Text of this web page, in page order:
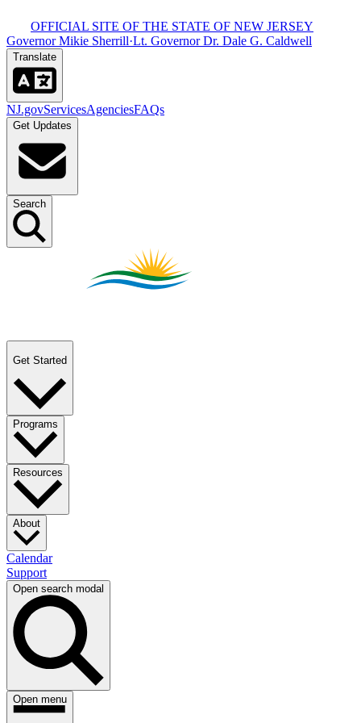
OFFICIAL SITE OF THE STATE OF NEW JERSEY​​​​‌ ‍ ​‍​‍‌‍ ‌ ​‍‌‍‍‌‌‍‌ ‌‍‍‌‌‍ ‍​‍​‍​ ‍‍​‍​‍‌ ​ ‌‍​‌‌‍ ‍‌‍‍‌‌ ‌​‌ ‍‌​‍ ‍‌‍‍‌‌‍ ​‍​‍​‍ ​​‍​‍‌‍‍​‌ ​‍‌‍‌‌‌‍‌‍​‍​‍​ ‍‍​‍​‍‌‍‍​‌ ‌​‌ ‌​‌ ​​​ ‍‍​‍ ​‍ ‌‍ ​‌‍ ‌‍​ ‌‍​‌‌‍ ​‌‍‍​‌‍ ‌ ​ ‌ ‌​​ ‍‍​ ​ ​ ​ ​ ​ ​ ​ ​‍ ‌‍‍‌‌‍ ‍‌ ‌​‌‍‌‌‌‍ ‍‌ ‌​​‍ ‌‍‌‌‌‍‌​‌‍‍‌‌ ‌​​‍ ‌‍ ‌‌‍ ‌‍‌​‌‍‌‌​ ‌‌ ​​‌ ​‍‌‍‌‌‌ ​ ‌‍‌‌‌‍ ‍‌ ‌​‌‍​‌‌ ‌​‌‍‍‌‌‍ ‌‍ ‍​ ‍ ‌‍‍‌‌‍‌​​ ‌‌‍ ‍‌‍‍‍‌​‌ ‌‍ ‌ ‌‍‌​ ​‌‍​‌‌ ‍‌‌‍ ‌ ‌‌‌ ‌​​ ‍ ‌ ‌​‌ ‍‌‌ ​​‌‍‌‌​ ‌‌‍ ‍‌‍‍‍‌‍ ​‌‍​‌‌ ‍‌‌‍ ‌ ‌‌‌ ‌​​ ‍ ‌ ​​‌‍​‌‌ ‌​‌‍‍​​ ‌‌‍‍​‌‍‌‌‌‍​‌‌‍‌​‌‍‌‌‌ ​‍​‍ ‍‌ ​ ‌‍‌‌‌‍​‌‌‍ ​​‍ ‍‌ ‌​‌‍‌‌‌ ‍​‌ ‌​​ ‌‍​‍‌‍​‌‌ ​ ‌‍‌‌‌‌‌‌‌ ​‍‌‍ ​​ ‌‌‍‍​‌ ‌​‌ ‌​‌ ​​​‍‌‌​ ​ ‌​​‌​‍‌‌​ ​‍‌​‌‍​‍‌‌​ ​‍‌​‌‍‌‍ ​‌‍ ‌‍​ ‌‍​‌‌‍ ​‌‍‍​‌‍ ‌ ​ ‌ ‌​​‍‌‌​ ​ ‌​​‌​ ​ ​ ​ ​ ​ ​ ​ ​‍‌‍‌‍‍‌‌‍‌​​ ‌‌‍ ‍‌‍‍‍‌​‌ ‌‍ ‌ ‌‍‌​ ​‌‍​‌‌ ‍‌‌‍ ‌ ‌‌‌ ‌​​‍‌‍‌ ‌​‌ ‍‌‌ ​​‌‍‌‌​ ‌‌‍ ‍‌‍‍‍‌‍ ​‌‍​‌‌ ‍‌‌‍ ‌ ‌‌‌ ‌​​‍‌‍‌ ​​‌‍​‌‌ ‌​‌‍‍​​ ‌‌‍‍​‌‍‌‌‌‍​‌‌‍‌​‌‍‌‌‌ ​‍​‍ ‍‌ ​ ‌‍‌‌‌‍​‌‌‍ ​​‍ ‍‌ ‌​‌‍‌‌‌ ‍​‌ ‌​​‍‌‍‌ ​​‌‍‌‌‌ ​‍‌ ​ ‌ ​​‌‍‌‌‌‍​ ‌ ‌​‌‍‍‌‌ ‌‍‌‍‌‌​ ‌‌ ​​‌ ‌‌‌‍​‍‌‍ ​‌‍‍‌‌ ​ ‌‍‍​‌‍‌‌‌‍‌​​‍​‍‌ ‌
Governor Mikie Sherrill​​​​‌ ‍ ​‍​‍‌‍ ‌ ​‍‌‍‍‌‌‍‌ ‌‍‍‌‌‍ ‍​‍​‍​ ‍‍​‍​‍‌ ​ ‌‍​‌‌‍ ‍‌‍‍‌‌ ‌​‌ ‍‌​‍ ‍‌‍‍‌‌‍ ​‍​‍​‍ ​​‍​‍‌‍‍​‌ ​‍‌‍‌‌‌‍‌‍​‍​‍​ ‍‍​‍​‍‌‍‍​‌ ‌​‌ ‌​‌ ​​​ ‍‍​‍ ​‍ ‌‍ ​‌‍ ‌‍​ ‌‍​‌‌‍ ​‌‍‍​‌‍ ‌ ​ ‌ ‌​​ ‍‍​ ​ ​ ​ ​ ​ ​ ​ ​‍ ‌‍‍‌‌‍ ‍‌ ‌​‌‍‌‌‌‍ ‍‌ ‌​​‍ ‌‍‌‌‌‍‌​‌‍‍‌‌ ‌​​‍ ‌‍ ‌‌‍ ‌‍‌​‌‍‌‌​ ‌‌ ​​‌ ​‍‌‍‌‌‌ ​ ‌‍‌‌‌‍ ‍‌ ‌​‌‍​‌‌ ‌​‌‍‍‌‌‍ ‌‍ ‍​ ‍ ‌‍‍‌‌‍‌​​ ‌‌‍ ‍‌‍‍‍‌​‌ ‌‍ ‌ ‌‍‌​ ​‌‍​‌‌ ‍‌‌‍ ‌ ‌‌‌ ‌​​ ‍ ‌ ‌​‌ ‍‌‌ ​​‌‍‌‌​ ‌‌‍ ‍‌‍‍‍‌‍ ​‌‍​‌‌ ‍‌‌‍ ‌ ‌‌‌ ‌​​ ‍ ‌ ​​‌‍​‌‌ ‌​‌‍‍​​ ‌‌‍‍​‌‍‌‌‌‍​‌‌‍‌​‌‍‌‌‌ ​‍​‍ ‍‌‍ ​‌‍‌‌‌‍​‌‌‍‌​‌‍‌‌‌ ​‍‌ ​ ​‍ ‍‌‍‌ ‌‍ ‌ ‌‍‌‍‌‌‌ ​‍‌‍ ‍‌‍ ‌ ​‍​ ‌‍​‍‌‍​‌‌ ​ ‌‍‌‌‌‌‌‌‌ ​‍‌‍ ​​ ‌‌‍‍​‌ ‌​‌ ‌​‌ ​​​‍‌‌​ ​ ‌​​‌​‍‌‌​ ​‍‌​‌‍​‍‌‌​ ​‍‌​‌‍‌‍ ​‌‍ ‌‍​ ‌‍​‌‌‍ ​‌‍‍​‌‍ ‌ ​ ‌ ‌​​‍‌‌​ ​ ‌​​‌​ ​ ​ ​ ​ ​ ​ ​ ​‍‌‍‌‍‍‌‌‍‌​​ ‌‌‍ ‍‌‍‍‍‌​‌ ‌‍ ‌ ‌‍‌​ ​‌‍​‌‌ ‍‌‌‍ ‌ ‌‌‌ ‌​​‍‌‍‌ ‌​‌ ‍‌‌ ​​‌‍‌‌​ ‌‌‍ ‍‌‍‍‍‌‍ ​‌‍​‌‌ ‍‌‌‍ ‌ ‌‌‌ ‌​​‍‌‍‌ ​​‌‍​‌‌ ‌​‌‍‍​​ ‌‌‍‍​‌‍‌‌‌‍​‌‌‍‌​‌‍‌‌‌ ​‍​‍ ‍‌‍ ​‌‍‌‌‌‍​‌‌‍‌​‌‍‌‌‌ ​‍‌ ​ ​‍ ‍‌‍‌ ‌‍ ‌ ‌‍‌‍‌‌‌ ​‍‌‍ ‍‌‍ ‌ ​‍​‍‌‍‌ ​​‌‍‌‌‌ ​‍‌ ​ ‌ ​​‌‍‌‌‌‍​ ‌ ‌​‌‍‍‌‌ ‌‍‌‍‌‌​ ‌‌ ​​‌ ‌‌‌‍​‍‌‍ ​‌‍‍‌‌ ​ ‌‍‍​‌‍‌‌‌‍‌​​‍​‍‌ ‌·Lt. Governor Dr. Dale G. Caldwell​​​​‌ ‍ ​‍​‍‌‍ ‌ ​‍‌‍‍‌‌‍‌ ‌‍‍‌‌‍ ‍​‍​‍​ ‍‍​‍​‍‌ ​ ‌‍​‌‌‍ ‍‌‍‍‌‌ ‌​‌ ‍‌​‍ ‍‌‍‍‌‌‍ ​‍​‍​‍ ​​‍​‍‌‍‍​‌ ​‍‌‍‌‌‌‍‌‍​‍​‍​ ‍‍​‍​‍‌‍‍​‌ ‌​‌ ‌​‌ ​​​ ‍‍​‍ ​‍ ‌‍ ​‌‍ ‌‍​ ‌‍​‌‌‍ ​‌‍‍​‌‍ ‌ ​ ‌ ‌​​ ‍‍​ ​ ​ ​ ​ ​ ​ ​ ​‍ ‌‍‍‌‌‍ ‍‌ ‌​‌‍‌‌‌‍ ‍‌ ‌​​‍ ‌‍‌‌‌‍‌​‌‍‍‌‌ ‌​​‍ ‌‍ ‌‌‍ ‌‍‌​‌‍‌‌​ ‌‌ ​​‌ ​‍‌‍‌‌‌ ​ ‌‍‌‌‌‍ ‍‌ ‌​‌‍​‌‌ ‌​‌‍‍‌‌‍ ‌‍ ‍​ ‍ ‌‍‍‌‌‍‌​​ ‌‌‍ ‍‌‍‍‍‌​‌ ‌‍ ‌ ‌‍‌​ ​‌‍​‌‌ ‍‌‌‍ ‌ ‌‌‌ ‌​​ ‍ ‌ ‌​‌ ‍‌‌ ​​‌‍‌‌​ ‌‌‍ ‍‌‍‍‍‌‍ ​‌‍​‌‌ ‍‌‌‍ ‌ ‌‌‌ ‌​​ ‍ ‌ ​​‌‍​‌‌ ‌​‌‍‍​​ ‌‌‍‍​‌‍‌‌‌‍​‌‌‍‌​‌‍‌‌‌ ​‍​‍ ‍‌‍ ​‌‍‌‌‌‍​‌‌‍‌​‌‍‌‌‌ ​‍‌ ​ ​‍ ‍‌‍ ​‌ ‌​‌​‌ ‌‍ ‌ ‌‍‌‍‌‌‌ ​‍‌‍ ‍‌‍ ‌ ​‍​ ‌‍​‍‌‍​‌‌ ​ ‌‍‌‌‌‌‌‌‌ ​‍‌‍ ​​ ‌‌‍‍​‌ ‌​‌ ‌​‌ ​​​‍‌‌​ ​ ‌​​‌​‍‌‌​ ​‍‌​‌‍​‍‌‌​ ​‍‌​‌‍‌‍ ​‌‍ ‌‍​ ‌‍​‌‌‍ ​‌‍‍​‌‍ ‌ ​ ‌ ‌​​‍‌‌​ ​ ‌​​‌​ ​ ​ ​ ​ ​ ​ ​ ​‍‌‍‌‍‍‌‌‍‌​​ ‌‌‍ ‍‌‍‍‍‌​‌ ‌‍ ‌ ‌‍‌​ ​‌‍​‌‌ ‍‌‌‍ ‌ ‌‌‌ ‌​​‍‌‍‌ ‌​‌ ‍‌‌ ​​‌‍‌‌​ ‌‌‍ ‍‌‍‍‍‌‍ ​‌‍​‌‌ ‍‌‌‍ ‌ ‌‌‌ ‌​​‍‌‍‌ ​​‌‍​‌‌ ‌​‌‍‍​​ ‌‌‍‍​‌‍‌‌‌‍​‌‌‍‌​‌‍‌‌‌ ​‍​‍ ‍‌‍ ​‌‍‌‌‌‍​‌‌‍‌​‌‍‌‌‌ ​‍‌ ​ ​‍ ‍‌‍ ​‌ ‌​‌​‌ ‌‍ ‌ ‌‍‌‍‌‌‌ ​‍‌‍ ‍‌‍ ‌ ​‍​‍‌‍‌ ​​‌‍‌‌‌ ​‍‌ ​ ‌ ​​‌‍‌‌‌‍​ ‌ ‌​‌‍‍‌‌ ‌‍‌‍‌‌​ ‌‌ ​​‌ ‌‌‌‍​‍‌‍ ​‌‍‍‌‌ ​ ‌‍‍​‌‍‌‌‌‍‌​​‍​‍‌ ‌
Translate​​​​‌ ‍ ​‍​‍‌‍ ‌ ​‍‌‍‍‌‌‍‌ ‌‍‍‌‌‍ ‍​‍​‍​ ‍‍​‍​‍‌ ​ ‌‍​‌‌‍ ‍‌‍‍‌‌ ‌​‌ ‍‌​‍ ‍‌‍‍‌‌‍ ​‍​‍​‍ ​​‍​‍‌‍‍​‌ ​‍‌‍‌‌‌‍‌‍​‍​‍​ ‍‍​‍​‍‌‍‍​‌ ‌​‌ ‌​‌ ​​​ ‍‍​‍ ​‍ ‌‍ ​‌‍ ‌‍​ ‌‍​‌‌‍ ​‌‍‍​‌‍ ‌ ​ ‌ ‌​​ ‍‍​ ​ ​ ​ ​ ​ ​ ​ ​‍ ‌‍‍‌‌‍ ‍‌ ‌​‌‍‌‌‌‍ ‍‌ ‌​​‍ ‌‍‌‌‌‍‌​‌‍‍‌‌ ‌​​‍ ‌‍ ‌‌‍ ‌‍‌​‌‍‌‌​ ‌‌ ​​‌ ​‍‌‍‌‌‌ ​ ‌‍‌‌‌‍ ‍‌ ‌​‌‍​‌‌ ‌​‌‍‍‌‌‍ ‌‍ ‍​ ‍ ‌‍‍‌‌‍‌​​ ‌‌‍ ‍‌‍‍‍‌​‌ ‌‍ ‌ ‌‍‌​ ​‌‍​‌‌ ‍‌‌‍ ‌ ‌‌‌ ‌​​ ‍ ‌ ‌​‌ ‍‌‌ ​​‌‍‌‌​ ‌‌‍ ‍‌‍‍‍‌‍ ​‌‍​‌‌ ‍‌‌‍ ‌ ‌‌‌ ‌​​ ‍ ‌ ​​‌‍​‌‌ ‌​‌‍‍​​ ‌‌‍‍​‌‍‌‌‌‍​‌‌‍‌​‌‍‌‌‌ ​‍​‍ ‍‌ ‌​‌ ​‍‌‍​‌‌‍ ‍‌ ​ ‌‍ ​‌‍​‌‌ ‌​‌‍‍‌‌‍ ‌‍ ‍‌ ​ ​‍ ‍‌‍​‍‌ ‌​‌‍ ‍​ ‌‍​‍‌‍​‌‌ ​ ‌‍‌‌‌‌‌‌‌ ​‍‌‍ ​​ ‌‌‍‍​‌ ‌​‌ ‌​‌ ​​​‍‌‌​ ​ ‌​​‌​‍‌‌​ ​‍‌​‌‍​‍‌‌​ ​‍‌​‌‍‌‍ ​‌‍ ‌‍​ ‌‍​‌‌‍ ​‌‍‍​‌‍ ‌ ​ ‌ ‌​​‍‌‌​ ​ ‌​​‌​ ​ ​ ​ ​ ​ ​ ​ ​‍‌‍‌‍‍‌‌‍‌​​ ‌‌‍ ‍‌‍‍‍‌​‌ ‌‍ ‌ ‌‍‌​ ​‌‍​‌‌ ‍‌‌‍ ‌ ‌‌‌ ‌​​‍‌‍‌ ‌​‌ ‍‌‌ ​​‌‍‌‌​ ‌‌‍ ‍‌‍‍‍‌‍ ​‌‍​‌‌ ‍‌‌‍ ‌ ‌‌‌ ‌​​‍‌‍‌ ​​‌‍​‌‌ ‌​‌‍‍​​ ‌‌‍‍​‌‍‌‌‌‍​‌‌‍‌​‌‍‌‌‌ ​‍​‍ ‍‌ ‌​‌ ​‍‌‍​‌‌‍ ‍‌ ​ ‌‍ ​‌‍​‌‌ ‌​‌‍‍‌‌‍ ‌‍ ‍‌ ​ ​‍ ‍‌‍​‍‌ ‌​‌‍ ‍​‍‌‍‌ ​​‌‍‌‌‌ ​‍‌ ​ ‌ ​​‌‍‌‌‌‍​ ‌ ‌​‌‍‍‌‌ ‌‍‌‍‌‌​ ‌‌ ​​‌ ‌‌‌‍​‍‌‍ ​‌‍‍‌‌ ​ ‌‍‍​‌‍‌‌‌‍‌​​‍​‍‌ ‌
NJ.gov​​​​‌ ‍ ​‍​‍‌‍ ‌ ​‍‌‍‍‌‌‍‌ ‌‍‍‌‌‍ ‍​‍​‍​ ‍‍​‍​‍‌ ​ ‌‍​‌‌‍ ‍‌‍‍‌‌ ‌​‌ ‍‌​‍ ‍‌‍‍‌‌‍ ​‍​‍​‍ ​​‍​‍‌‍‍​‌ ​‍‌‍‌‌‌‍‌‍​‍​‍​ ‍‍​‍​‍‌‍‍​‌ ‌​‌ ‌​‌ ​​​ ‍‍​‍ ​‍ ‌‍ ​‌‍ ‌‍​ ‌‍​‌‌‍ ​‌‍‍​‌‍ ‌ ​ ‌ ‌​​ ‍‍​ ​ ​ ​ ​ ​ ​ ​ ​‍ ‌‍‍‌‌‍ ‍‌ ‌​‌‍‌‌‌‍ ‍‌ ‌​​‍ ‌‍‌‌‌‍‌​‌‍‍‌‌ ‌​​‍ ‌‍ ‌‌‍ ‌‍‌​‌‍‌‌​ ‌‌ ​​‌ ​‍‌‍‌‌‌ ​ ‌‍‌‌‌‍ ‍‌ ‌​‌‍​‌‌ ‌​‌‍‍‌‌‍ ‌‍ ‍​ ‍ ‌‍‍‌‌‍‌​​ ‌‌‍ ‍‌‍‍‍‌​‌ ‌‍ ‌ ‌‍‌​ ​‌‍​‌‌ ‍‌‌‍ ‌ ‌‌‌ ‌​​ ‍ ‌ ‌​‌ ‍‌‌ ​​‌‍‌‌​ ‌‌‍ ‍‌‍‍‍‌‍ ​‌‍​‌‌ ‍‌‌‍ ‌ ‌‌‌ ‌​​ ‍ ‌ ​​‌‍​‌‌ ‌​‌‍‍​​ ‌‌‍‍​‌‍‌‌‌‍​‌‌‍‌​‌‍‌‌‌ ​‍​‍ ‍‌‍ ​‌‍‍‌‌‍ ‍‌‍‍ ‌ ​ ​‍‌‌​ ‌‌‌​​‍‌‌ ‌‍‍ ‌‍‌‌‌ ‍‌​‍‌‌​ ​ ‌​‌​​‍‌‌​ ​ ‌​‌​​‍‌‌​ ​‍​ ​‍​ ​‍‌‍‌‍‌‍​ ‌‍​ ​ ​ ‌‍​‍​ ‍​‌‍‌‌​ ​​​ ​ ‌‍​‍​ ​​​‍‌‌​ ​‍​ ​‍​‍‌‌​ ‌‌‌​‌​​‍ ‍‌ ‌​‌‍‌‌‌ ‍​‌ ‌​​ ‌‍​‍‌‍​‌‌ ​ ‌‍‌‌‌‌‌‌‌ ​‍‌‍ ​​ ‌‌‍‍​‌ ‌​‌ ‌​‌ ​​​‍‌‌​ ​ ‌​​‌​‍‌‌​ ​‍‌​‌‍​‍‌‌​ ​‍‌​‌‍‌‍ ​‌‍ ‌‍​ ‌‍​‌‌‍ ​‌‍‍​‌‍ ‌ ​ ‌ ‌​​‍‌‌​ ​ ‌​​‌​ ​ ​ ​ ​ ​ ​ ​ ​‍‌‍‌‍‍‌‌‍‌​​ ‌‌‍ ‍‌‍‍‍‌​‌ ‌‍ ‌ ‌‍‌​ ​‌‍​‌‌ ‍‌‌‍ ‌ ‌‌‌ ‌​​‍‌‍‌ ‌​‌ ‍‌‌ ​​‌‍‌‌​ ‌‌‍ ‍‌‍‍‍‌‍ ​‌‍​‌‌ ‍‌‌‍ ‌ ‌‌‌ ‌​​‍‌‍‌ ​​‌‍​‌‌ ‌​‌‍‍​​ ‌‌‍‍​‌‍‌‌‌‍​‌‌‍‌​‌‍‌‌‌ ​‍​‍ ‍‌‍ ​‌‍‍‌‌‍ ‍‌‍‍ ‌ ​ ​‍‌‌​ ‌‌‌​​‍‌‌ ‌‍‍ ‌‍‌‌‌ ‍‌​‍‌‌​ ​ ‌​‌​​‍‌‌​ ​ ‌​‌​​‍‌‌​ ​‍​ ​‍​ ​‍‌‍‌‍‌‍​ ‌‍​ ​ ​ ‌‍​‍​ ‍​‌‍‌‌​ ​​​ ​ ‌‍​‍​ ​​​‍‌‌​ ​‍​ ​‍​‍‌‌​ ‌‌‌​‌​​‍ ‍‌ ‌​‌‍‌‌‌ ‍​‌ ‌​​‍‌‍‌ ​​‌‍‌‌‌ ​‍‌ ​ ‌ ​​‌‍‌‌‌‍​ ‌ ‌​‌‍‍‌‌ ‌‍‌‍‌‌​ ‌‌ ​​‌ ‌‌‌‍​‍‌‍ ​‌‍‍‌‌ ​ ‌‍‍​‌‍‌‌‌‍‌​​‍​‍‌ ‌Services​​​​‌ ‍ ​‍​‍‌‍ ‌ ​‍‌‍‍‌‌‍‌ ‌‍‍‌‌‍ ‍​‍​‍​ ‍‍​‍​‍‌ ​ ‌‍​‌‌‍ ‍‌‍‍‌‌ ‌​‌ ‍‌​‍ ‍‌‍‍‌‌‍ ​‍​‍​‍ ​​‍​‍‌‍‍​‌ ​‍‌‍‌‌‌‍‌‍​‍​‍​ ‍‍​‍​‍‌‍‍​‌ ‌​‌ ‌​‌ ​​​ ‍‍​‍ ​‍ ‌‍ ​‌‍ ‌‍​ ‌‍​‌‌‍ ​‌‍‍​‌‍ ‌ ​ ‌ ‌​​ ‍‍​ ​ ​ ​ ​ ​ ​ ​ ​‍ ‌‍‍‌‌‍ ‍‌ ‌​‌‍‌‌‌‍ ‍‌ ‌​​‍ ‌‍‌‌‌‍‌​‌‍‍‌‌ ‌​​‍ ‌‍ ‌‌‍ ‌‍‌​‌‍‌‌​ ‌‌ ​​‌ ​‍‌‍‌‌‌ ​ ‌‍‌‌‌‍ ‍‌ ‌​‌‍​‌‌ ‌​‌‍‍‌‌‍ ‌‍ ‍​ ‍ ‌‍‍‌‌‍‌​​ ‌‌‍ ‍‌‍‍‍‌​‌ ‌‍ ‌ ‌‍‌​ ​‌‍​‌‌ ‍‌‌‍ ‌ ‌‌‌ ‌​​ ‍ ‌ ‌​‌ ‍‌‌ ​​‌‍‌‌​ ‌‌‍ ‍‌‍‍‍‌‍ ​‌‍​‌‌ ‍‌‌‍ ‌ ‌‌‌ ‌​​ ‍ ‌ ​​‌‍​‌‌ ‌​‌‍‍​​ ‌‌‍‍​‌‍‌‌‌‍​‌‌‍‌​‌‍‌‌‌ ​‍​‍ ‍‌‍ ​‌‍‍‌‌‍ ‍‌‍‍ ‌ ​ ​‍‌‌​ ‌‌‌​​‍‌‌ ‌‍‍ ‌‍‌‌‌ ‍‌​‍‌‌​ ​ ‌​‌​​‍‌‌​ ​ ‌​‌​​‍‌‌​ ​‍​ ​‍​ ​‍​ ‍​​ ‌ ​ ‍‌​ ​‍‌‍​ ‌‍​ ‌‍‌‍​ ​ ​ ‌ ​ ‌​​ ‌​​‍‌‌​ ​‍​ ​‍​‍‌‌​ ‌‌‌​‌​​‍ ‍‌ ‌​‌‍‌‌‌ ‍​‌ ‌​​ ‌‍​‍‌‍​‌‌ ​ ‌‍‌‌‌‌‌‌‌ ​‍‌‍ ​​ ‌‌‍‍​‌ ‌​‌ ‌​‌ ​​​‍‌‌​ ​ ‌​​‌​‍‌‌​ ​‍‌​‌‍​‍‌‌​ ​‍‌​‌‍‌‍ ​‌‍ ‌‍​ ‌‍​‌‌‍ ​‌‍‍​‌‍ ‌ ​ ‌ ‌​​‍‌‌​ ​ ‌​​‌​ ​ ​ ​ ​ ​ ​ ​ ​‍‌‍‌‍‍‌‌‍‌​​ ‌‌‍ ‍‌‍‍‍‌​‌ ‌‍ ‌ ‌‍‌​ ​‌‍​‌‌ ‍‌‌‍ ‌ ‌‌‌ ‌​​‍‌‍‌ ‌​‌ ‍‌‌ ​​‌‍‌‌​ ‌‌‍ ‍‌‍‍‍‌‍ ​‌‍​‌‌ ‍‌‌‍ ‌ ‌‌‌ ‌​​‍‌‍‌ ​​‌‍​‌‌ ‌​‌‍‍​​ ‌‌‍‍​‌‍‌‌‌‍​‌‌‍‌​‌‍‌‌‌ ​‍​‍ ‍‌‍ ​‌‍‍‌‌‍ ‍‌‍‍ ‌ ​ ​‍‌‌​ ‌‌‌​​‍‌‌ ‌‍‍ ‌‍‌‌‌ ‍‌​‍‌‌​ ​ ‌​‌​​‍‌‌​ ​ ‌​‌​​‍‌‌​ ​‍​ ​‍​ ​‍​ ‍​​ ‌ ​ ‍‌​ ​‍‌‍​ ‌‍​ ‌‍‌‍​ ​ ​ ‌ ​ ‌​​ ‌​​‍‌‌​ ​‍​ ​‍​‍‌‌​ ‌‌‌​‌​​‍ ‍‌ ‌​‌‍‌‌‌ ‍​‌ ‌​​‍‌‍‌ ​​‌‍‌‌‌ ​‍‌ ​ ‌ ​​‌‍‌‌‌‍​ ‌ ‌​‌‍‍‌‌ ‌‍‌‍‌‌​ ‌‌ ​​‌ ‌‌‌‍​‍‌‍ ​‌‍‍‌‌ ​ ‌‍‍​‌‍‌‌‌‍‌​​‍​‍‌ ‌Agencies​​​​‌ ‍ ​‍​‍‌‍ ‌ ​‍‌‍‍‌‌‍‌ ‌‍‍‌‌‍ ‍​‍​‍​ ‍‍​‍​‍‌ ​ ‌‍​‌‌‍ ‍‌‍‍‌‌ ‌​‌ ‍‌​‍ ‍‌‍‍‌‌‍ ​‍​‍​‍ ​​‍​‍‌‍‍​‌ ​‍‌‍‌‌‌‍‌‍​‍​‍​ ‍‍​‍​‍‌‍‍​‌ ‌​‌ ‌​‌ ​​​ ‍‍​‍ ​‍ ‌‍ ​‌‍ ‌‍​ ‌‍​‌‌‍ ​‌‍‍​‌‍ ‌ ​ ‌ ‌​​ ‍‍​ ​ ​ ​ ​ ​ ​ ​ ​‍ ‌‍‍‌‌‍ ‍‌ ‌​‌‍‌‌‌‍ ‍‌ ‌​​‍ ‌‍‌‌‌‍‌​‌‍‍‌‌ ‌​​‍ ‌‍ ‌‌‍ ‌‍‌​‌‍‌‌​ ‌‌ ​​‌ ​‍‌‍‌‌‌ ​ ‌‍‌‌‌‍ ‍‌ ‌​‌‍​‌‌ ‌​‌‍‍‌‌‍ ‌‍ ‍​ ‍ ‌‍‍‌‌‍‌​​ ‌‌‍ ‍‌‍‍‍‌​‌ ‌‍ ‌ ‌‍‌​ ​‌‍​‌‌ ‍‌‌‍ ‌ ‌‌‌ ‌​​ ‍ ‌ ‌​‌ ‍‌‌ ​​‌‍‌‌​ ‌‌‍ ‍‌‍‍‍‌‍ ​‌‍​‌‌ ‍‌‌‍ ‌ ‌‌‌ ‌​​ ‍ ‌ ​​‌‍​‌‌ ‌​‌‍‍​​ ‌‌‍‍​‌‍‌‌‌‍​‌‌‍‌​‌‍‌‌‌ ​‍​‍ ‍‌‍ ​‌‍‍‌‌‍ ‍‌‍‍ ‌ ​ ​‍‌‌​ ‌‌‌​​‍‌‌ ‌‍‍ ‌‍‌‌‌ ‍‌​‍‌‌​ ​ ‌​‌​​‍‌‌​ ​ ‌​‌​​‍‌‌​ ​‍​ ​‍​ ‌ ‌‍‌​​ ​‌‌‍‌‍​ ​ ​ ​​‌‍​ ‌‍​‍​ ‌ ‌‍‌​​ ‍​​ ​ ​‍‌‌​ ​‍​ ​‍​‍‌‌​ ‌‌‌​‌​​‍ ‍‌ ‌​‌‍‌‌‌ ‍​‌ ‌​​ ‌‍​‍‌‍​‌‌ ​ ‌‍‌‌‌‌‌‌‌ ​‍‌‍ ​​ ‌‌‍‍​‌ ‌​‌ ‌​‌ ​​​‍‌‌​ ​ ‌​​‌​‍‌‌​ ​‍‌​‌‍​‍‌‌​ ​‍‌​‌‍‌‍ ​‌‍ ‌‍​ ‌‍​‌‌‍ ​‌‍‍​‌‍ ‌ ​ ‌ ‌​​‍‌‌​ ​ ‌​​‌​ ​ ​ ​ ​ ​ ​ ​ ​‍‌‍‌‍‍‌‌‍‌​​ ‌‌‍ ‍‌‍‍‍‌​‌ ‌‍ ‌ ‌‍‌​ ​‌‍​‌‌ ‍‌‌‍ ‌ ‌‌‌ ‌​​‍‌‍‌ ‌​‌ ‍‌‌ ​​‌‍‌‌​ ‌‌‍ ‍‌‍‍‍‌‍ ​‌‍​‌‌ ‍‌‌‍ ‌ ‌‌‌ ‌​​‍‌‍‌ ​​‌‍​‌‌ ‌​‌‍‍​​ ‌‌‍‍​‌‍‌‌‌‍​‌‌‍‌​‌‍‌‌‌ ​‍​‍ ‍‌‍ ​‌‍‍‌‌‍ ‍‌‍‍ ‌ ​ ​‍‌‌​ ‌‌‌​​‍‌‌ ‌‍‍ ‌‍‌‌‌ ‍‌​‍‌‌​ ​ ‌​‌​​‍‌‌​ ​ ‌​‌​​‍‌‌​ ​‍​ ​‍​ ‌ ‌‍‌​​ ​‌‌‍‌‍​ ​ ​ ​​‌‍​ ‌‍​‍​ ‌ ‌‍‌​​ ‍​​ ​ ​‍‌‌​ ​‍​ ​‍​‍‌‌​ ‌‌‌​‌​​‍ ‍‌ ‌​‌‍‌‌‌ ‍​‌ ‌​​‍‌‍‌ ​​‌‍‌‌‌ ​‍‌ ​ ‌ ​​‌‍‌‌‌‍​ ‌ ‌​‌‍‍‌‌ ‌‍‌‍‌‌​ ‌‌ ​​‌ ‌‌‌‍​‍‌‍ ​‌‍‍‌‌ ​ ‌‍‍​‌‍‌‌‌‍‌​​‍​‍‌ ‌FAQs​​​​‌ ‍ ​‍​‍‌‍ ‌ ​‍‌‍‍‌‌‍‌ ‌‍‍‌‌‍ ‍​‍​‍​ ‍‍​‍​‍‌ ​ ‌‍​‌‌‍ ‍‌‍‍‌‌ ‌​‌ ‍‌​‍ ‍‌‍‍‌‌‍ ​‍​‍​‍ ​​‍​‍‌‍‍​‌ ​‍‌‍‌‌‌‍‌‍​‍​‍​ ‍‍​‍​‍‌‍‍​‌ ‌​‌ ‌​‌ ​​​ ‍‍​‍ ​‍ ‌‍ ​‌‍ ‌‍​ ‌‍​‌‌‍ ​‌‍‍​‌‍ ‌ ​ ‌ ‌​​ ‍‍​ ​ ​ ​ ​ ​ ​ ​ ​‍ ‌‍‍‌‌‍ ‍‌ ‌​‌‍‌‌‌‍ ‍‌ ‌​​‍ ‌‍‌‌‌‍‌​‌‍‍‌‌ ‌​​‍ ‌‍ ‌‌‍ ‌‍‌​‌‍‌‌​ ‌‌ ​​‌ ​‍‌‍‌‌‌ ​ ‌‍‌‌‌‍ ‍‌ ‌​‌‍​‌‌ ‌​‌‍‍‌‌‍ ‌‍ ‍​ ‍ ‌‍‍‌‌‍‌​​ ‌‌‍ ‍‌‍‍‍‌​‌ ‌‍ ‌ ‌‍‌​ ​‌‍​‌‌ ‍‌‌‍ ‌ ‌‌‌ ‌​​ ‍ ‌ ‌​‌ ‍‌‌ ​​‌‍‌‌​ ‌‌‍ ‍‌‍‍‍‌‍ ​‌‍​‌‌ ‍‌‌‍ ‌ ‌‌‌ ‌​​ ‍ ‌ ​​‌‍​‌‌ ‌​‌‍‍​​ ‌‌‍‍​‌‍‌‌‌‍​‌‌‍‌​‌‍‌‌‌ ​‍​‍ ‍‌‍ ​‌‍‍‌‌‍ ‍‌‍‍ ‌ ​ ​‍‌‌​ ‌‌‌​​‍‌‌ ‌‍‍ ‌‍‌‌‌ ‍‌​‍‌‌​ ​ ‌​‌​​‍‌‌​ ​ ‌​‌​​‍‌‌​ ​‍​ ​‍‌‍​ ​ ‌‍​ ‍​‌‍​ ‌‍​‍​ ​‌​ ​​​ ‌‌‌‍​ ​ ‌‌​ ​‌‌‍​‍​‍‌‌​ ​‍​ ​‍​‍‌‌​ ‌‌‌​‌​​‍ ‍‌ ‌​‌‍‌‌‌ ‍​‌ ‌​​ ‌‍​‍‌‍​‌‌ ​ ‌‍‌‌‌‌‌‌‌ ​‍‌‍ ​​ ‌‌‍‍​‌ ‌​‌ ‌​‌ ​​​‍‌‌​ ​ ‌​​‌​‍‌‌​ ​‍‌​‌‍​‍‌‌​ ​‍‌​‌‍‌‍ ​‌‍ ‌‍​ ‌‍​‌‌‍ ​‌‍‍​‌‍ ‌ ​ ‌ ‌​​‍‌‌​ ​ ‌​​‌​ ​ ​ ​ ​ ​ ​ ​ ​‍‌‍‌‍‍‌‌‍‌​​ ‌‌‍ ‍‌‍‍‍‌​‌ ‌‍ ‌ ‌‍‌​ ​‌‍​‌‌ ‍‌‌‍ ‌ ‌‌‌ ‌​​‍‌‍‌ ‌​‌ ‍‌‌ ​​‌‍‌‌​ ‌‌‍ ‍‌‍‍‍‌‍ ​‌‍​‌‌ ‍‌‌‍ ‌ ‌‌‌ ‌​​‍‌‍‌ ​​‌‍​‌‌ ‌​‌‍‍​​ ‌‌‍‍​‌‍‌‌‌‍​‌‌‍‌​‌‍‌‌‌ ​‍​‍ ‍‌‍ ​‌‍‍‌‌‍ ‍‌‍‍ ‌ ​ ​‍‌‌​ ‌‌‌​​‍‌‌ ‌‍‍ ‌‍‌‌‌ ‍‌​‍‌‌​ ​ ‌​‌​​‍‌‌​ ​ ‌​‌​​‍‌‌​ ​‍​ ​‍‌‍​ ​ ‌‍​ ‍​‌‍​ ‌‍​‍​ ​‌​ ​​​ ‌‌‌‍​ ​ ‌‌​ ​‌‌‍​‍​‍‌‌​ ​‍​ ​‍​‍‌‌​ ‌‌‌​‌​​‍ ‍‌ ‌​‌‍‌‌‌ ‍​‌ ‌​​‍‌‍‌ ​​‌‍‌‌‌ ​‍‌ ​ ‌ ​​‌‍‌‌‌‍​ ‌ ‌​‌‍‍‌‌ ‌‍‌‍‌‌​ ‌‌ ​​‌ ‌‌‌‍​‍‌‍ ​‌‍‍‌‌ ​ ‌‍‍​‌‍‌‌‌‍‌​​‍​‍‌ ‌
Get Updates​​​​‌ ‍ ​‍​‍‌‍ ‌ ​‍‌‍‍‌‌‍‌ ‌‍‍‌‌‍ ‍​‍​‍​ ‍‍​‍​‍‌ ​ ‌‍​‌‌‍ ‍‌‍‍‌‌ ‌​‌ ‍‌​‍ ‍‌‍‍‌‌‍ ​‍​‍​‍ ​​‍​‍‌‍‍​‌ ​‍‌‍‌‌‌‍‌‍​‍​‍​ ‍‍​‍​‍‌‍‍​‌ ‌​‌ ‌​‌ ​​​ ‍‍​‍ ​‍ ‌‍ ​‌‍ ‌‍​ ‌‍​‌‌‍ ​‌‍‍​‌‍ ‌ ​ ‌ ‌​​ ‍‍​ ​ ​ ​ ​ ​ ​ ​ ​‍ ‌‍‍‌‌‍ ‍‌ ‌​‌‍‌‌‌‍ ‍‌ ‌​​‍ ‌‍‌‌‌‍‌​‌‍‍‌‌ ‌​​‍ ‌‍ ‌‌‍ ‌‍‌​‌‍‌‌​ ‌‌ ​​‌ ​‍‌‍‌‌‌ ​ ‌‍‌‌‌‍ ‍‌ ‌​‌‍​‌‌ ‌​‌‍‍‌‌‍ ‌‍ ‍​ ‍ ‌‍‍‌‌‍‌​​ ‌‌‍ ‍‌‍‍‍‌​‌ ‌‍ ‌ ‌‍‌​ ​‌‍​‌‌ ‍‌‌‍ ‌ ‌‌‌ ‌​​ ‍ ‌ ‌​‌ ‍‌‌ ​​‌‍‌‌​ ‌‌‍ ‍‌‍‍‍‌‍ ​‌‍​‌‌ ‍‌‌‍ ‌ ‌‌‌ ‌​​ ‍ ‌ ​​‌‍​‌‌ ‌​‌‍‍​​ ‌‌‍‍​‌‍‌‌‌‍​‌‌‍‌​‌‍‌‌‌ ​‍​‍ ‍‌‍ ‍‌‍‌‌‌ ‌ ‌ ​ ‌‍ ​‌‍‌‌‌ ‌​‌ ‌​‌‍‌‌‌ ​‍​‍ ‍‌‍​‍‌ ‌​‌‍ ‍​ ‌‍​‍‌‍​‌‌ ​ ‌‍‌‌‌‌‌‌‌ ​‍‌‍ ​​ ‌‌‍‍​‌ ‌​‌ ‌​‌ ​​​‍‌‌​ ​ ‌​​‌​‍‌‌​ ​‍‌​‌‍​‍‌‌​ ​‍‌​‌‍‌‍ ​‌‍ ‌‍​ ‌‍​‌‌‍ ​‌‍‍​‌‍ ‌ ​ ‌ ‌​​‍‌‌​ ​ ‌​​‌​ ​ ​ ​ ​ ​ ​ ​ ​‍‌‍‌‍‍‌‌‍‌​​ ‌‌‍ ‍‌‍‍‍‌​‌ ‌‍ ‌ ‌‍‌​ ​‌‍​‌‌ ‍‌‌‍ ‌ ‌‌‌ ‌​​‍‌‍‌ ‌​‌ ‍‌‌ ​​‌‍‌‌​ ‌‌‍ ‍‌‍‍‍‌‍ ​‌‍​‌‌ ‍‌‌‍ ‌ ‌‌‌ ‌​​‍‌‍‌ ​​‌‍​‌‌ ‌​‌‍‍​​ ‌‌‍‍​‌‍‌‌‌‍​‌‌‍‌​‌‍‌‌‌ ​‍​‍ ‍‌‍ ‍‌‍‌‌‌ ‌ ‌ ​ ‌‍ ​‌‍‌‌‌ ‌​‌ ‌​‌‍‌‌‌ ​‍​‍ ‍‌‍​‍‌ ‌​‌‍ ‍​‍‌‍‌ ​​‌‍‌‌‌ ​‍‌ ​ ‌ ​​‌‍‌‌‌‍​ ‌ ‌​‌‍‍‌‌ ‌‍‌‍‌‌​ ‌‌ ​​‌ ‌‌‌‍​‍‌‍ ​‌‍‍‌‌ ​ ‌‍‍​‌‍‌‌‌‍‌​​‍​‍‌ ‌
Search​​​​‌ ‍ ​‍​‍‌‍ ‌ ​‍‌‍‍‌‌‍‌ ‌‍‍‌‌‍ ‍​‍​‍​ ‍‍​‍​‍‌ ​ ‌‍​‌‌‍ ‍‌‍‍‌‌ ‌​‌ ‍‌​‍ ‍‌‍‍‌‌‍ ​‍​‍​‍ ​​‍​‍‌‍‍​‌ ​‍‌‍‌‌‌‍‌‍​‍​‍​ ‍‍​‍​‍‌‍‍​‌ ‌​‌ ‌​‌ ​​​ ‍‍​‍ ​‍ ‌‍ ​‌‍ ‌‍​ ‌‍​‌‌‍ ​‌‍‍​‌‍ ‌ ​ ‌ ‌​​ ‍‍​ ​ ​ ​ ​ ​ ​ ​ ​‍ ‌‍‍‌‌‍ ‍‌ ‌​‌‍‌‌‌‍ ‍‌ ‌​​‍ ‌‍‌‌‌‍‌​‌‍‍‌‌ ‌​​‍ ‌‍ ‌‌‍ ‌‍‌​‌‍‌‌​ ‌‌ ​​‌ ​‍‌‍‌‌‌ ​ ‌‍‌‌‌‍ ‍‌ ‌​‌‍​‌‌ ‌​‌‍‍‌‌‍ ‌‍ ‍​ ‍ ‌‍‍‌‌‍‌​​ ‌‌‍ ‍‌‍‍‍‌​‌ ‌‍ ‌ ‌‍‌​ ​‌‍​‌‌ ‍‌‌‍ ‌ ‌‌‌ ‌​​ ‍ ‌ ‌​‌ ‍‌‌ ​​‌‍‌‌​ ‌‌‍ ‍‌‍‍‍‌‍ ​‌‍​‌‌ ‍‌‌‍ ‌ ‌‌‌ ‌​​ ‍ ‌ ​​‌‍​‌‌ ‌​‌‍‍​​ ‌‌‍‍​‌‍‌‌‌‍​‌‌‍‌​‌‍‌‌‌ ​‍​‍ ‍‌ ​ ‌‍‌‌‌‍​‌‌ ​‍‌‍​ ‌‍‍​​‍ ‍‌‍​‍‌ ‌​‌‍ ‍​ ‌‍​‍‌‍​‌‌ ​ ‌‍‌‌‌‌‌‌‌ ​‍‌‍ ​​ ‌‌‍‍​‌ ‌​‌ ‌​‌ ​​​‍‌‌​ ​ ‌​​‌​‍‌‌​ ​‍‌​‌‍​‍‌‌​ ​‍‌​‌‍‌‍ ​‌‍ ‌‍​ ‌‍​‌‌‍ ​‌‍‍​‌‍ ‌ ​ ‌ ‌​​‍‌‌​ ​ ‌​​‌​ ​ ​ ​ ​ ​ ​ ​ ​‍‌‍‌‍‍‌‌‍‌​​ ‌‌‍ ‍‌‍‍‍‌​‌ ‌‍ ‌ ‌‍‌​ ​‌‍​‌‌ ‍‌‌‍ ‌ ‌‌‌ ‌​​‍‌‍‌ ‌​‌ ‍‌‌ ​​‌‍‌‌​ ‌‌‍ ‍‌‍‍‍‌‍ ​‌‍​‌‌ ‍‌‌‍ ‌ ‌‌‌ ‌​​‍‌‍‌ ​​‌‍​‌‌ ‌​‌‍‍​​ ‌‌‍‍​‌‍‌‌‌‍​‌‌‍‌​‌‍‌‌‌ ​‍​‍ ‍‌ ​ ‌‍‌‌‌‍​‌‌ ​‍‌‍​ ‌‍‍​​‍ ‍‌‍​‍‌ ‌​‌‍ ‍​‍‌‍‌ ​​‌‍‌‌‌ ​‍‌ ​ ‌ ​​‌‍‌‌‌‍​ ‌ ‌​‌‍‍‌‌ ‌‍‌‍‌‌​ ‌‌ ​​‌ ‌‌‌‍​‍‌‍ ​‌‍‍‌‌ ​ ‌‍‍​‌‍‌‌‌‍‌​​‍​‍‌ ‌
Get Started​​​​‌ ‍ ​‍​‍‌‍ ‌ ​‍‌‍‍‌‌‍‌ ‌‍‍‌‌‍ ‍​‍​‍​ ‍‍​‍​‍‌ ​ ‌‍​‌‌‍ ‍‌‍‍‌‌ ‌​‌ ‍‌​‍ ‍‌‍‍‌‌‍ ​‍​‍​‍ ​​‍​‍‌‍‍​‌ ​‍‌‍‌‌‌‍‌‍​‍​‍​ ‍‍​‍​‍‌‍‍​‌ ‌​‌ ‌​‌ ​​​ ‍‍​‍ ​‍ ‌‍ ​‌‍ ‌‍​ ‌‍​‌‌‍ ​‌‍‍​‌‍ ‌ ​ ‌ ‌​​ ‍‍​ ​ ​ ​ ​ ​ ​ ​ ​‍ ‌‍‍‌‌‍ ‍‌ ‌​‌‍‌‌‌‍ ‍‌ ‌​​‍ ‌‍‌‌‌‍‌​‌‍‍‌‌ ‌​​‍ ‌‍ ‌‌‍ ‌‍‌​‌‍‌‌​ ‌‌ ​​‌ ​‍‌‍‌‌‌ ​ ‌‍‌‌‌‍ ‍‌ ‌​‌‍​‌‌ ‌​‌‍‍‌‌‍ ‌‍ ‍​ ‍ ‌‍‍‌‌‍‌​​ ‌‌ ​ ‌‍‍‌‌ ‌​‌‍‌‌‌​‍​‌‍‌‌‌‍​‌‌‍‌​‌‍‌‌‌ ​‍​ ‍ ‌ ‌​‌ ‍‌‌ ​​‌‍‌‌​ ‌‌‍‍​‌‍‌‌‌‍​‌‌‍‌​‌‍‌‌‌ ​‍​ ‍ ‌ ​​‌‍​‌‌ ‌​‌‍‍​​ ‌‌‍‌ ‌‍‌‌‌ ‌​‌‌​ ‌ ‌​‌‍​‌‌ ​‍‌ ‌​‌‍‌‌‌‍‌​‌​ ‌‌‍‌‌‌‍ ‍‌ ‌‌​‍ ‍‌‍​‍‌ ‌​‌‍ ‍‌‌‌​‌‍‌‌‌ ‍​‌ ‌​​ ‌‍​‍‌‍​‌‌ ​ ‌‍‌‌‌‌‌‌‌ ​‍‌‍ ​​ ‌‌‍‍​‌ ‌​‌ ‌​‌ ​​​‍‌‌​ ​ ‌​​‌​‍‌‌​ ​‍‌​‌‍​‍‌‌​ ​‍‌​‌‍‌‍ ​‌‍ ‌‍​ ‌‍​‌‌‍ ​‌‍‍​‌‍ ‌ ​ ‌ ‌​​‍‌‌​ ​ ‌​​‌​ ​ ​ ​ ​ ​ ​ ​ ​‍‌‍‌‍‍‌‌‍‌​​ ‌‌ ​ ‌‍‍‌‌ ‌​‌‍‌‌‌​‍​‌‍‌‌‌‍​‌‌‍‌​‌‍‌‌‌ ​‍​‍‌‍‌ ‌​‌ ‍‌‌ ​​‌‍‌‌​ ‌‌‍‍​‌‍‌‌‌‍​‌‌‍‌​‌‍‌‌‌ ​‍​‍‌‍‌ ​​‌‍​‌‌ ‌​‌‍‍​​ ‌‌‍‌ ‌‍‌‌‌ ‌​‌‌​ ‌ ‌​‌‍​‌‌ ​‍‌ ‌​‌‍‌‌‌‍‌​‌​ ‌‌‍‌‌‌‍ ‍‌ ‌‌​‍ ‍‌‍​‍‌ ‌​‌‍ ‍‌‌‌​‌‍‌‌‌ ‍​‌ ‌​​‍‌‍‌ ​​‌‍‌‌‌ ​‍‌ ​ ‌ ​​‌‍‌‌‌‍​ ‌ ‌​‌‍‍‌‌ ‌‍‌‍‌‌​ ‌‌ ​​‌ ‌‌‌‍​‍‌‍ ​‌‍‍‌‌ ​ ‌‍‍​‌‍‌‌‌‍‌​​‍​‍‌ ‌
Programs​​​​‌ ‍ ​‍​‍‌‍ ‌ ​‍‌‍‍‌‌‍‌ ‌‍‍‌‌‍ ‍​‍​‍​ ‍‍​‍​‍‌ ​ ‌‍​‌‌‍ ‍‌‍‍‌‌ ‌​‌ ‍‌​‍ ‍‌‍‍‌‌‍ ​‍​‍​‍ ​​‍​‍‌‍‍​‌ ​‍‌‍‌‌‌‍‌‍​‍​‍​ ‍‍​‍​‍‌‍‍​‌ ‌​‌ ‌​‌ ​​​ ‍‍​‍ ​‍ ‌‍ ​‌‍ ‌‍​ ‌‍​‌‌‍ ​‌‍‍​‌‍ ‌ ​ ‌ ‌​​ ‍‍​ ​ ​ ​ ​ ​ ​ ​ ​‍ ‌‍‍‌‌‍ ‍‌ ‌​‌‍‌‌‌‍ ‍‌ ‌​​‍ ‌‍‌‌‌‍‌​‌‍‍‌‌ ‌​​‍ ‌‍ ‌‌‍ ‌‍‌​‌‍‌‌​ ‌‌ ​​‌ ​‍‌‍‌‌‌ ​ ‌‍‌‌‌‍ ‍‌ ‌​‌‍​‌‌ ‌​‌‍‍‌‌‍ ‌‍ ‍​ ‍ ‌‍‍‌‌‍‌​​ ‌‌ ​ ‌‍‍‌‌ ‌​‌‍‌‌‌​‍​‌‍‌‌‌‍​‌‌‍‌​‌‍‌‌‌ ​‍​ ‍ ‌ ‌​‌ ‍‌‌ ​​‌‍‌‌​ ‌‌‍‍​‌‍‌‌‌‍​‌‌‍‌​‌‍‌‌‌ ​‍​ ‍ ‌ ​​‌‍​‌‌ ‌​‌‍‍​​ ‌‌‍ ​‌‍‌‌‌‍‌‍‌ ‌​‌​ ‌‌‍‌‌‌‍ ‍‌ ‌‌‌ ​ ​‍‌‌​ ‌‌‌​​‍‌‌ ‌‍‍ ‌‍‌‌‌ ‍‌​‍‌‌​ ​ ‌​‌​​‍‌‌​ ​ ‌​‌​​‍‌‌​ ​‍​ ​‍​ ​ ‌‍‌​​ ‌​​ ​‌‌‍‌‌​ ‌​​ ​​​ ‌​‌‍‌‌‌‍‌​​ ​​​ ​​​‍‌‌​ ​‍​ ​‍​‍‌‌​ ‌‌‌​‌​​‍ ‍‌ ‌​‌‍‌‌‌ ‍​‌ ‌​​ ‌‍​‍‌‍​‌‌ ​ ‌‍‌‌‌‌‌‌‌ ​‍‌‍ ​​ ‌‌‍‍​‌ ‌​‌ ‌​‌ ​​​‍‌‌​ ​ ‌​​‌​‍‌‌​ ​‍‌​‌‍​‍‌‌​ ​‍‌​‌‍‌‍ ​‌‍ ‌‍​ ‌‍​‌‌‍ ​‌‍‍​‌‍ ‌ ​ ‌ ‌​​‍‌‌​ ​ ‌​​‌​ ​ ​ ​ ​ ​ ​ ​ ​‍‌‍‌‍‍‌‌‍‌​​ ‌‌ ​ ‌‍‍‌‌ ‌​‌‍‌‌‌​‍​‌‍‌‌‌‍​‌‌‍‌​‌‍‌‌‌ ​‍​‍‌‍‌ ‌​‌ ‍‌‌ ​​‌‍‌‌​ ‌‌‍‍​‌‍‌‌‌‍​‌‌‍‌​‌‍‌‌‌ ​‍​‍‌‍‌ ​​‌‍​‌‌ ‌​‌‍‍​​ ‌‌‍ ​‌‍‌‌‌‍‌‍‌ ‌​‌​ ‌‌‍‌‌‌‍ ‍‌ ‌‌‌ ​ ​‍‌‌​ ‌‌‌​​‍‌‌ ‌‍‍ ‌‍‌‌‌ ‍‌​‍‌‌​ ​ ‌​‌​​‍‌‌​ ​ ‌​‌​​‍‌‌​ ​‍​ ​‍​ ​ ‌‍‌​​ ‌​​ ​‌‌‍‌‌​ ‌​​ ​​​ ‌​‌‍‌‌‌‍‌​​ ​​​ ​​​‍‌‌​ ​‍​ ​‍​‍‌‌​ ‌‌‌​‌​​‍ ‍‌ ‌​‌‍‌‌‌ ‍​‌ ‌​​‍‌‍‌ ​​‌‍‌‌‌ ​‍‌ ​ ‌ ​​‌‍‌‌‌‍​ ‌ ‌​‌‍‍‌‌ ‌‍‌‍‌‌​ ‌‌ ​​‌ ‌‌‌‍​‍‌‍ ​‌‍‍‌‌ ​ ‌‍‍​‌‍‌‌‌‍‌​​‍​‍‌ ‌
Resources​​​​‌ ‍ ​‍​‍‌‍ ‌ ​‍‌‍‍‌‌‍‌ ‌‍‍‌‌‍ ‍​‍​‍​ ‍‍​‍​‍‌ ​ ‌‍​‌‌‍ ‍‌‍‍‌‌ ‌​‌ ‍‌​‍ ‍‌‍‍‌‌‍ ​‍​‍​‍ ​​‍​‍‌‍‍​‌ ​‍‌‍‌‌‌‍‌‍​‍​‍​ ‍‍​‍​‍‌‍‍​‌ ‌​‌ ‌​‌ ​​​ ‍‍​‍ ​‍ ‌‍ ​‌‍ ‌‍​ ‌‍​‌‌‍ ​‌‍‍​‌‍ ‌ ​ ‌ ‌​​ ‍‍​ ​ ​ ​ ​ ​ ​ ​ ​‍ ‌‍‍‌‌‍ ‍‌ ‌​‌‍‌‌‌‍ ‍‌ ‌​​‍ ‌‍‌‌‌‍‌​‌‍‍‌‌ ‌​​‍ ‌‍ ‌‌‍ ‌‍‌​‌‍‌‌​ ‌‌ ​​‌ ​‍‌‍‌‌‌ ​ ‌‍‌‌‌‍ ‍‌ ‌​‌‍​‌‌ ‌​‌‍‍‌‌‍ ‌‍ ‍​ ‍ ‌‍‍‌‌‍‌​​ ‌‌ ​ ‌‍‍‌‌ ‌​‌‍‌‌‌​‍​‌‍‌‌‌‍​‌‌‍‌​‌‍‌‌‌ ​‍​ ‍ ‌ ‌​‌ ‍‌‌ ​​‌‍‌‌​ ‌‌‍‍​‌‍‌‌‌‍​‌‌‍‌​‌‍‌‌‌ ​‍​ ‍ ‌ ​​‌‍​‌‌ ‌​‌‍‍​​ ‌‌‍ ​‌‍‌‌‌‍‌‍‌ ‌​‌​ ‌‌‍‌‌‌‍ ‍‌ ‌‌‌ ​ ​‍‌‌​ ‌‌‌​​‍‌‌ ‌‍‍ ‌‍‌‌‌ ‍‌​‍‌‌​ ​ ‌​‌​​‍‌‌​ ​ ‌​‌​​‍‌‌​ ​‍​ ​‍‌‍‌‍‌‍‌‍​ ‌​​ ‌‌‌‍‌‌​ ​ ‌‍‌‌‌‍​‌‌‍​ ​ ‍‌‌‍​ ​ ‍‌​‍‌‌​ ​‍​ ​‍​‍‌‌​ ‌‌‌​‌​​‍ ‍‌ ‌​‌‍‌‌‌ ‍​‌ ‌​​ ‌‍​‍‌‍​‌‌ ​ ‌‍‌‌‌‌‌‌‌ ​‍‌‍ ​​ ‌‌‍‍​‌ ‌​‌ ‌​‌ ​​​‍‌‌​ ​ ‌​​‌​‍‌‌​ ​‍‌​‌‍​‍‌‌​ ​‍‌​‌‍‌‍ ​‌‍ ‌‍​ ‌‍​‌‌‍ ​‌‍‍​‌‍ ‌ ​ ‌ ‌​​‍‌‌​ ​ ‌​​‌​ ​ ​ ​ ​ ​ ​ ​ ​‍‌‍‌‍‍‌‌‍‌​​ ‌‌ ​ ‌‍‍‌‌ ‌​‌‍‌‌‌​‍​‌‍‌‌‌‍​‌‌‍‌​‌‍‌‌‌ ​‍​‍‌‍‌ ‌​‌ ‍‌‌ ​​‌‍‌‌​ ‌‌‍‍​‌‍‌‌‌‍​‌‌‍‌​‌‍‌‌‌ ​‍​‍‌‍‌ ​​‌‍​‌‌ ‌​‌‍‍​​ ‌‌‍ ​‌‍‌‌‌‍‌‍‌ ‌​‌​ ‌‌‍‌‌‌‍ ‍‌ ‌‌‌ ​ ​‍‌‌​ ‌‌‌​​‍‌‌ ‌‍‍ ‌‍‌‌‌ ‍‌​‍‌‌​ ​ ‌​‌​​‍‌‌​ ​ ‌​‌​​‍‌‌​ ​‍​ ​‍‌‍‌‍‌‍‌‍​ ‌​​ ‌‌‌‍‌‌​ ​ ‌‍‌‌‌‍​‌‌‍​ ​ ‍‌‌‍​ ​ ‍‌​‍‌‌​ ​‍​ ​‍​‍‌‌​ ‌‌‌​‌​​‍ ‍‌ ‌​‌‍‌‌‌ ‍​‌ ‌​​‍‌‍‌ ​​‌‍‌‌‌ ​‍‌ ​ ‌ ​​‌‍‌‌‌‍​ ‌ ‌​‌‍‍‌‌ ‌‍‌‍‌‌​ ‌‌ ​​‌ ‌‌‌‍​‍‌‍ ​‌‍‍‌‌ ​ ‌‍‍​‌‍‌‌‌‍‌​​‍​‍‌ ‌
About​​​​‌ ‍ ​‍​‍‌‍ ‌ ​‍‌‍‍‌‌‍‌ ‌‍‍‌‌‍ ‍​‍​‍​ ‍‍​‍​‍‌ ​ ‌‍​‌‌‍ ‍‌‍‍‌‌ ‌​‌ ‍‌​‍ ‍‌‍‍‌‌‍ ​‍​‍​‍ ​​‍​‍‌‍‍​‌ ​‍‌‍‌‌‌‍‌‍​‍​‍​ ‍‍​‍​‍‌‍‍​‌ ‌​‌ ‌​‌ ​​​ ‍‍​‍ ​‍ ‌‍ ​‌‍ ‌‍​ ‌‍​‌‌‍ ​‌‍‍​‌‍ ‌ ​ ‌ ‌​​ ‍‍​ ​ ​ ​ ​ ​ ​ ​ ​‍ ‌‍‍‌‌‍ ‍‌ ‌​‌‍‌‌‌‍ ‍‌ ‌​​‍ ‌‍‌‌‌‍‌​‌‍‍‌‌ ‌​​‍ ‌‍ ‌‌‍ ‌‍‌​‌‍‌‌​ ‌‌ ​​‌ ​‍‌‍‌‌‌ ​ ‌‍‌‌‌‍ ‍‌ ‌​‌‍​‌‌ ‌​‌‍‍‌‌‍ ‌‍ ‍​ ‍ ‌‍‍‌‌‍‌​​ ‌‌ ​ ‌‍‍‌‌ ‌​‌‍‌‌‌​‍​‌‍‌‌‌‍​‌‌‍‌​‌‍‌‌‌ ​‍​ ‍ ‌ ‌​‌ ‍‌‌ ​​‌‍‌‌​ ‌‌‍‍​‌‍‌‌‌‍​‌‌‍‌​‌‍‌‌‌ ​‍​ ‍ ‌ ​​‌‍​‌‌ ‌​‌‍‍​​ ‌‌ ​‍‌‍‍‌‌‍‌ ‌‍‍​‌ ‌​‌​ ‌‌‍‌‌‌‍ ‍‌ ‌‌‌ ​ ​‍‌‌​ ‌‌‌​​‍‌‌ ‌‍‍ ‌‍‌‌‌ ‍‌​‍‌‌​ ​ ‌​‌​​‍‌‌​ ​ ‌​‌​​‍‌‌​ ​‍​ ​‍​ ​‌​ ‌​​ ​ ‌‍​ ​ ‌‍‌‍​ ​ ‌ ​ ‌ ‌‍​‌‌‍‌‍​ ‌‍‌‍‌​​‍‌‌​ ​‍​ ​‍​‍‌‌​ ‌‌‌​‌​​‍ ‍‌ ‌​‌‍‌‌‌ ‍​‌ ‌​​ ‌‍​‍‌‍​‌‌ ​ ‌‍‌‌‌‌‌‌‌ ​‍‌‍ ​​ ‌‌‍‍​‌ ‌​‌ ‌​‌ ​​​‍‌‌​ ​ ‌​​‌​‍‌‌​ ​‍‌​‌‍​‍‌‌​ ​‍‌​‌‍‌‍ ​‌‍ ‌‍​ ‌‍​‌‌‍ ​‌‍‍​‌‍ ‌ ​ ‌ ‌​​‍‌‌​ ​ ‌​​‌​ ​ ​ ​ ​ ​ ​ ​ ​‍‌‍‌‍‍‌‌‍‌​​ ‌‌ ​ ‌‍‍‌‌ ‌​‌‍‌‌‌​‍​‌‍‌‌‌‍​‌‌‍‌​‌‍‌‌‌ ​‍​‍‌‍‌ ‌​‌ ‍‌‌ ​​‌‍‌‌​ ‌‌‍‍​‌‍‌‌‌‍​‌‌‍‌​‌‍‌‌‌ ​‍​‍‌‍‌ ​​‌‍​‌‌ ‌​‌‍‍​​ ‌‌ ​‍‌‍‍‌‌‍‌ ‌‍‍​‌ ‌​‌​ ‌‌‍‌‌‌‍ ‍‌ ‌‌‌ ​ ​‍‌‌​ ‌‌‌​​‍‌‌ ‌‍‍ ‌‍‌‌‌ ‍‌​‍‌‌​ ​ ‌​‌​​‍‌‌​ ​ ‌​‌​​‍‌‌​ ​‍​ ​‍​ ​‌​ ‌​​ ​ ‌‍​ ​ ‌‍‌‍​ ​ ‌ ​ ‌ ‌‍​‌‌‍‌‍​ ‌‍‌‍‌​​‍‌‌​ ​‍​ ​‍​‍‌‌​ ‌‌‌​‌​​‍ ‍‌ ‌​‌‍‌‌‌ ‍​‌ ‌​​‍‌‍‌ ​​‌‍‌‌‌ ​‍‌ ​ ‌ ​​‌‍‌‌‌‍​ ‌ ‌​‌‍‍‌‌ ‌‍‌‍‌‌​ ‌‌ ​​‌ ‌‌‌‍​‍‌‍ ​‌‍‍‌‌ ​ ‌‍‍​‌‍‌‌‌‍‌​​‍​‍‌ ‌
Calendar​​​​‌ ‍ ​‍​‍‌‍ ‌ ​‍‌‍‍‌‌‍‌ ‌‍‍‌‌‍ ‍​‍​‍​ ‍‍​‍​‍‌ ​ ‌‍​‌‌‍ ‍‌‍‍‌‌ ‌​‌ ‍‌​‍ ‍‌‍‍‌‌‍ ​‍​‍​‍ ​​‍​‍‌‍‍​‌ ​‍‌‍‌‌‌‍‌‍​‍​‍​ ‍‍​‍​‍‌‍‍​‌ ‌​‌ ‌​‌ ​​​ ‍‍​‍ ​‍ ‌‍ ​‌‍ ‌‍​ ‌‍​‌‌‍ ​‌‍‍​‌‍ ‌ ​ ‌ ‌​​ ‍‍​ ​ ​ ​ ​ ​ ​ ​ ​‍ ‌‍‍‌‌‍ ‍‌ ‌​‌‍‌‌‌‍ ‍‌ ‌​​‍ ‌‍‌‌‌‍‌​‌‍‍‌‌ ‌​​‍ ‌‍ ‌‌‍ ‌‍‌​‌‍‌‌​ ‌‌ ​​‌ ​‍‌‍‌‌‌ ​ ‌‍‌‌‌‍ ‍‌ ‌​‌‍​‌‌ ‌​‌‍‍‌‌‍ ‌‍ ‍​ ‍ ‌‍‍‌‌‍‌​​ ‌‌ ​ ‌‍‍‌‌ ‌​‌‍‌‌‌​‍​‌‍‌‌‌‍​‌‌‍‌​‌‍‌‌‌ ​‍​ ‍ ‌ ‌​‌ ‍‌‌ ​​‌‍‌‌​ ‌‌‍‍​‌‍‌‌‌‍​‌‌‍‌​‌‍‌‌‌ ​‍​ ‍ ‌ ​​‌‍​‌‌ ‌​‌‍‍​​ ‌‌ ​‍‌‍‍‌‌‍‌ ‌‍‍​‌ ‌​‌​ ‌‌‍‌‌‌‍ ‍‌ ‌‌‌ ​ ​‍‌‌​ ‌‌‌​​‍‌‌ ‌‍‍ ‌‍‌‌‌ ‍‌​‍‌‌​ ​ ‌​‌​​‍‌‌​ ​ ‌​‌​​‍‌‌​ ​‍​ ​‍​ ‍​​ ​‌​ ​‍​ ‌ ​ ​​​ ​‍​ ​‍‌‍‌‍​ ‌​​ ‍​​ ​‍​ ​​​‍‌‌​ ​‍​ ​‍​‍‌‌​ ‌‌‌​‌​​‍ ‍‌ ‌​‌‍‌‌‌ ‍​‌ ‌​​ ‌‍​‍‌‍​‌‌ ​ ‌‍‌‌‌‌‌‌‌ ​‍‌‍ ​​ ‌‌‍‍​‌ ‌​‌ ‌​‌ ​​​‍‌‌​ ​ ‌​​‌​‍‌‌​ ​‍‌​‌‍​‍‌‌​ ​‍‌​‌‍‌‍ ​‌‍ ‌‍​ ‌‍​‌‌‍ ​‌‍‍​‌‍ ‌ ​ ‌ ‌​​‍‌‌​ ​ ‌​​‌​ ​ ​ ​ ​ ​ ​ ​ ​‍‌‍‌‍‍‌‌‍‌​​ ‌‌ ​ ‌‍‍‌‌ ‌​‌‍‌‌‌​‍​‌‍‌‌‌‍​‌‌‍‌​‌‍‌‌‌ ​‍​‍‌‍‌ ‌​‌ ‍‌‌ ​​‌‍‌‌​ ‌‌‍‍​‌‍‌‌‌‍​‌‌‍‌​‌‍‌‌‌ ​‍​‍‌‍‌ ​​‌‍​‌‌ ‌​‌‍‍​​ ‌‌ ​‍‌‍‍‌‌‍‌ ‌‍‍​‌ ‌​‌​ ‌‌‍‌‌‌‍ ‍‌ ‌‌‌ ​ ​‍‌‌​ ‌‌‌​​‍‌‌ ‌‍‍ ‌‍‌‌‌ ‍‌​‍‌‌​ ​ ‌​‌​​‍‌‌​ ​ ‌​‌​​‍‌‌​ ​‍​ ​‍​ ‍​​ ​‌​ ​‍​ ‌ ​ ​​​ ​‍​ ​‍‌‍‌‍​ ‌​​ ‍​​ ​‍​ ​​​‍‌‌​ ​‍​ ​‍​‍‌‌​ ‌‌‌​‌​​‍ ‍‌ ‌​‌‍‌‌‌ ‍​‌ ‌​​‍‌‍‌ ​​‌‍‌‌‌ ​‍‌ ​ ‌ ​​‌‍‌‌‌‍​ ‌ ‌​‌‍‍‌‌ ‌‍‌‍‌‌​ ‌‌ ​​‌ ‌‌‌‍​‍‌‍ ​‌‍‍‌‌ ​ ‌‍‍​‌‍‌‌‌‍‌​​‍​‍‌ ‌
Support​​​​‌ ‍ ​‍​‍‌‍ ‌ ​‍‌‍‍‌‌‍‌ ‌‍‍‌‌‍ ‍​‍​‍​ ‍‍​‍​‍‌ ​ ‌‍​‌‌‍ ‍‌‍‍‌‌ ‌​‌ ‍‌​‍ ‍‌‍‍‌‌‍ ​‍​‍​‍ ​​‍​‍‌‍‍​‌ ​‍‌‍‌‌‌‍‌‍​‍​‍​ ‍‍​‍​‍‌‍‍​‌ ‌​‌ ‌​‌ ​​​ ‍‍​‍ ​‍ ‌‍ ​‌‍ ‌‍​ ‌‍​‌‌‍ ​‌‍‍​‌‍ ‌ ​ ‌ ‌​​ ‍‍​ ​ ​ ​ ​ ​ ​ ​ ​‍ ‌‍‍‌‌‍ ‍‌ ‌​‌‍‌‌‌‍ ‍‌ ‌​​‍ ‌‍‌‌‌‍‌​‌‍‍‌‌ ‌​​‍ ‌‍ ‌‌‍ ‌‍‌​‌‍‌‌​ ‌‌ ​​‌ ​‍‌‍‌‌‌ ​ ‌‍‌‌‌‍ ‍‌ ‌​‌‍​‌‌ ‌​‌‍‍‌‌‍ ‌‍ ‍​ ‍ ‌‍‍‌‌‍‌​​ ‌‌ ​ ‌‍‍‌‌ ‌​‌‍‌‌‌​‍​‌‍‌‌‌‍​‌‌‍‌​‌‍‌‌‌ ​‍​ ‍ ‌ ‌​‌ ‍‌‌ ​​‌‍‌‌​ ‌‌‍‍​‌‍‌‌‌‍​‌‌‍‌​‌‍‌‌‌ ​‍​ ‍ ‌ ​​‌‍​‌‌ ‌​‌‍‍​​ ‌‌ ​‍‌‍‍‌‌‍‌ ‌‍‍​‌ ‌​‌​ ‌‌‍‌‌‌‍ ‍‌ ‌‌‌ ​ ​‍‌‌​ ‌‌‌​​‍‌‌ ‌‍‍ ‌‍‌‌‌ ‍‌​‍‌‌​ ​ ‌​‌​​‍‌‌​ ​ ‌​‌​​‍‌‌​ ​‍​ ​‍​ ‍​​ ​‍​ ‌ ‌‍‌‌​ ​‌‌‍​‍‌‍‌​​ ‍‌​ ‌​‌‍​ ​ ‌ ​ ‌ ​‍‌‌​ ​‍​ ​‍​‍‌‌​ ‌‌‌​‌​​‍ ‍‌ ‌​‌‍‌‌‌ ‍​‌ ‌​​ ‌‍​‍‌‍​‌‌ ​ ‌‍‌‌‌‌‌‌‌ ​‍‌‍ ​​ ‌‌‍‍​‌ ‌​‌ ‌​‌ ​​​‍‌‌​ ​ ‌​​‌​‍‌‌​ ​‍‌​‌‍​‍‌‌​ ​‍‌​‌‍‌‍ ​‌‍ ‌‍​ ‌‍​‌‌‍ ​‌‍‍​‌‍ ‌ ​ ‌ ‌​​‍‌‌​ ​ ‌​​‌​ ​ ​ ​ ​ ​ ​ ​ ​‍‌‍‌‍‍‌‌‍‌​​ ‌‌ ​ ‌‍‍‌‌ ‌​‌‍‌‌‌​‍​‌‍‌‌‌‍​‌‌‍‌​‌‍‌‌‌ ​‍​‍‌‍‌ ‌​‌ ‍‌‌ ​​‌‍‌‌​ ‌‌‍‍​‌‍‌‌‌‍​‌‌‍‌​‌‍‌‌‌ ​‍​‍‌‍‌ ​​‌‍​‌‌ ‌​‌‍‍​​ ‌‌ ​‍‌‍‍‌‌‍‌ ‌‍‍​‌ ‌​‌​ ‌‌‍‌‌‌‍ ‍‌ ‌‌‌ ​ ​‍‌‌​ ‌‌‌​​‍‌‌ ‌‍‍ ‌‍‌‌‌ ‍‌​‍‌‌​ ​ ‌​‌​​‍‌‌​ ​ ‌​‌​​‍‌‌​ ​‍​ ​‍​ ‍​​ ​‍​ ‌ ‌‍‌‌​ ​‌‌‍​‍‌‍‌​​ ‍‌​ ‌​‌‍​ ​ ‌ ​ ‌ ​‍‌‌​ ​‍​ ​‍​‍‌‌​ ‌‌‌​‌​​‍ ‍‌ ‌​‌‍‌‌‌ ‍​‌ ‌​​‍‌‍‌ ​​‌‍‌‌‌ ​‍‌ ​ ‌ ​​‌‍‌‌‌‍​ ‌ ‌​‌‍‍‌‌ ‌‍‌‍‌‌​ ‌‌ ​​‌ ‌‌‌‍​‍‌‍ ​‌‍‍‌‌ ​ ‌‍‍​‌‍‌‌‌‍‌​​‍​‍‌ ‌
Open search modal
Open menu